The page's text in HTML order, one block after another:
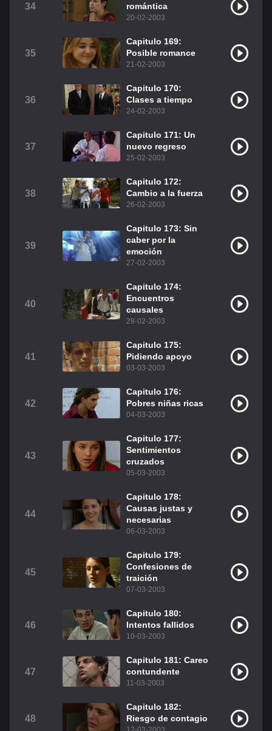
34 romántica
20-02-2003
35
Capitulo 169:
Posible romance
21-02-2003
36
Capitulo 170:
Clases a tiempo
24-02-2003
37
Capitulo 171: Un
nuevo regreso
25-02-2003
38
Capitulo 172:
Cambio a la fuerza
26-02-2003
39
Capitulo 173: Sin
caber por la
emoción
27-02-2003
40
Capitulo 174:
Encuentros
causales
28-02-2003
41
Capitulo 175:
Pidiendo apoyo
03-03-2003
42
Capitulo 176:
Pobres niñas ricas
04-03-2003
43
Capitulo 177:
Sentimientos
cruzados
05-03-2003
44
Capitulo 178:
Causas justas y
necesarias
06-03-2003
45
Capitulo 179:
Confesiones de
traición
07-03-2003
46
Capitulo 180:
Intentos fallidos
10-03-2003
47
Capitulo 181: Careo
contundente
11-03-2003
48
Capitulo 182:
Riesgo de contagio